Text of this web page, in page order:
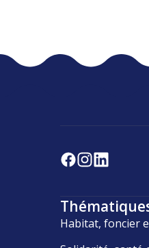
Habitat, foncier